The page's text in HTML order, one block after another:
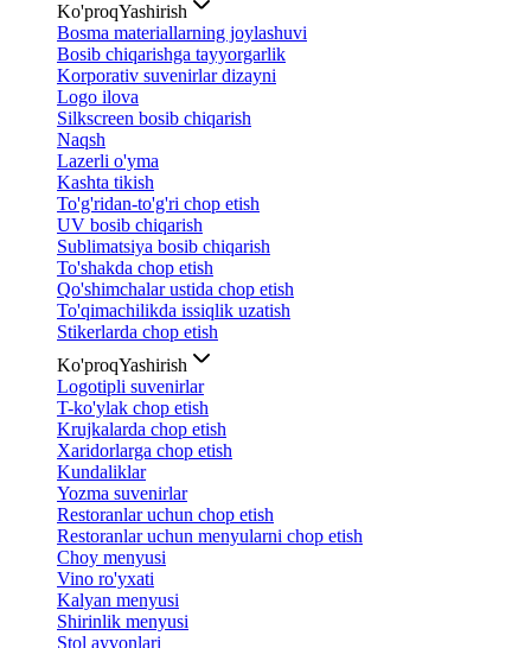
Ko'proqYashirish
Bosma materiallarning joylashuvi
Bosib chiqarishga tayyorgarlik
Korporativ suvenirlar dizayni
Logo ilova
Silkscreen bosib chiqarish
Naqsh
Lazerli o'yma
Kashta tikish
To'g'ridan-to'g'ri chop etish
UV bosib chiqarish
Sublimatsiya bosib chiqarish
To'shakda chop etish
Qo'shimchalar ustida chop etish
To'qimachilikda issiqlik uzatish
Stikerlarda chop etish
Ko'proqYashirish
Logotipli suvenirlar
T-ko'ylak chop etish
Krujkalarda chop etish
Xaridorlarga chop etish
Kundaliklar
Yozma suvenirlar
Restoranlar uchun chop etish
Restoranlar uchun menyularni chop etish
Choy menyusi
Vino ro'yxati
Kalyan menyusi
Shirinlik menyusi
Stol ayvonlari